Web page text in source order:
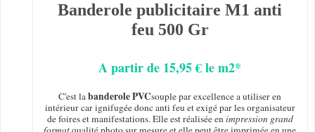
Banderole publicitaire M1 anti
feu 500 Gr
A partir de 15,95 € le m2*
C'est labanderole PVCsouple par excellence a utiliser en
intérieur car ignifugée donc anti feu et exigé par les organisateur
de foires et manifestations. Elle est réalisée enimpression grand